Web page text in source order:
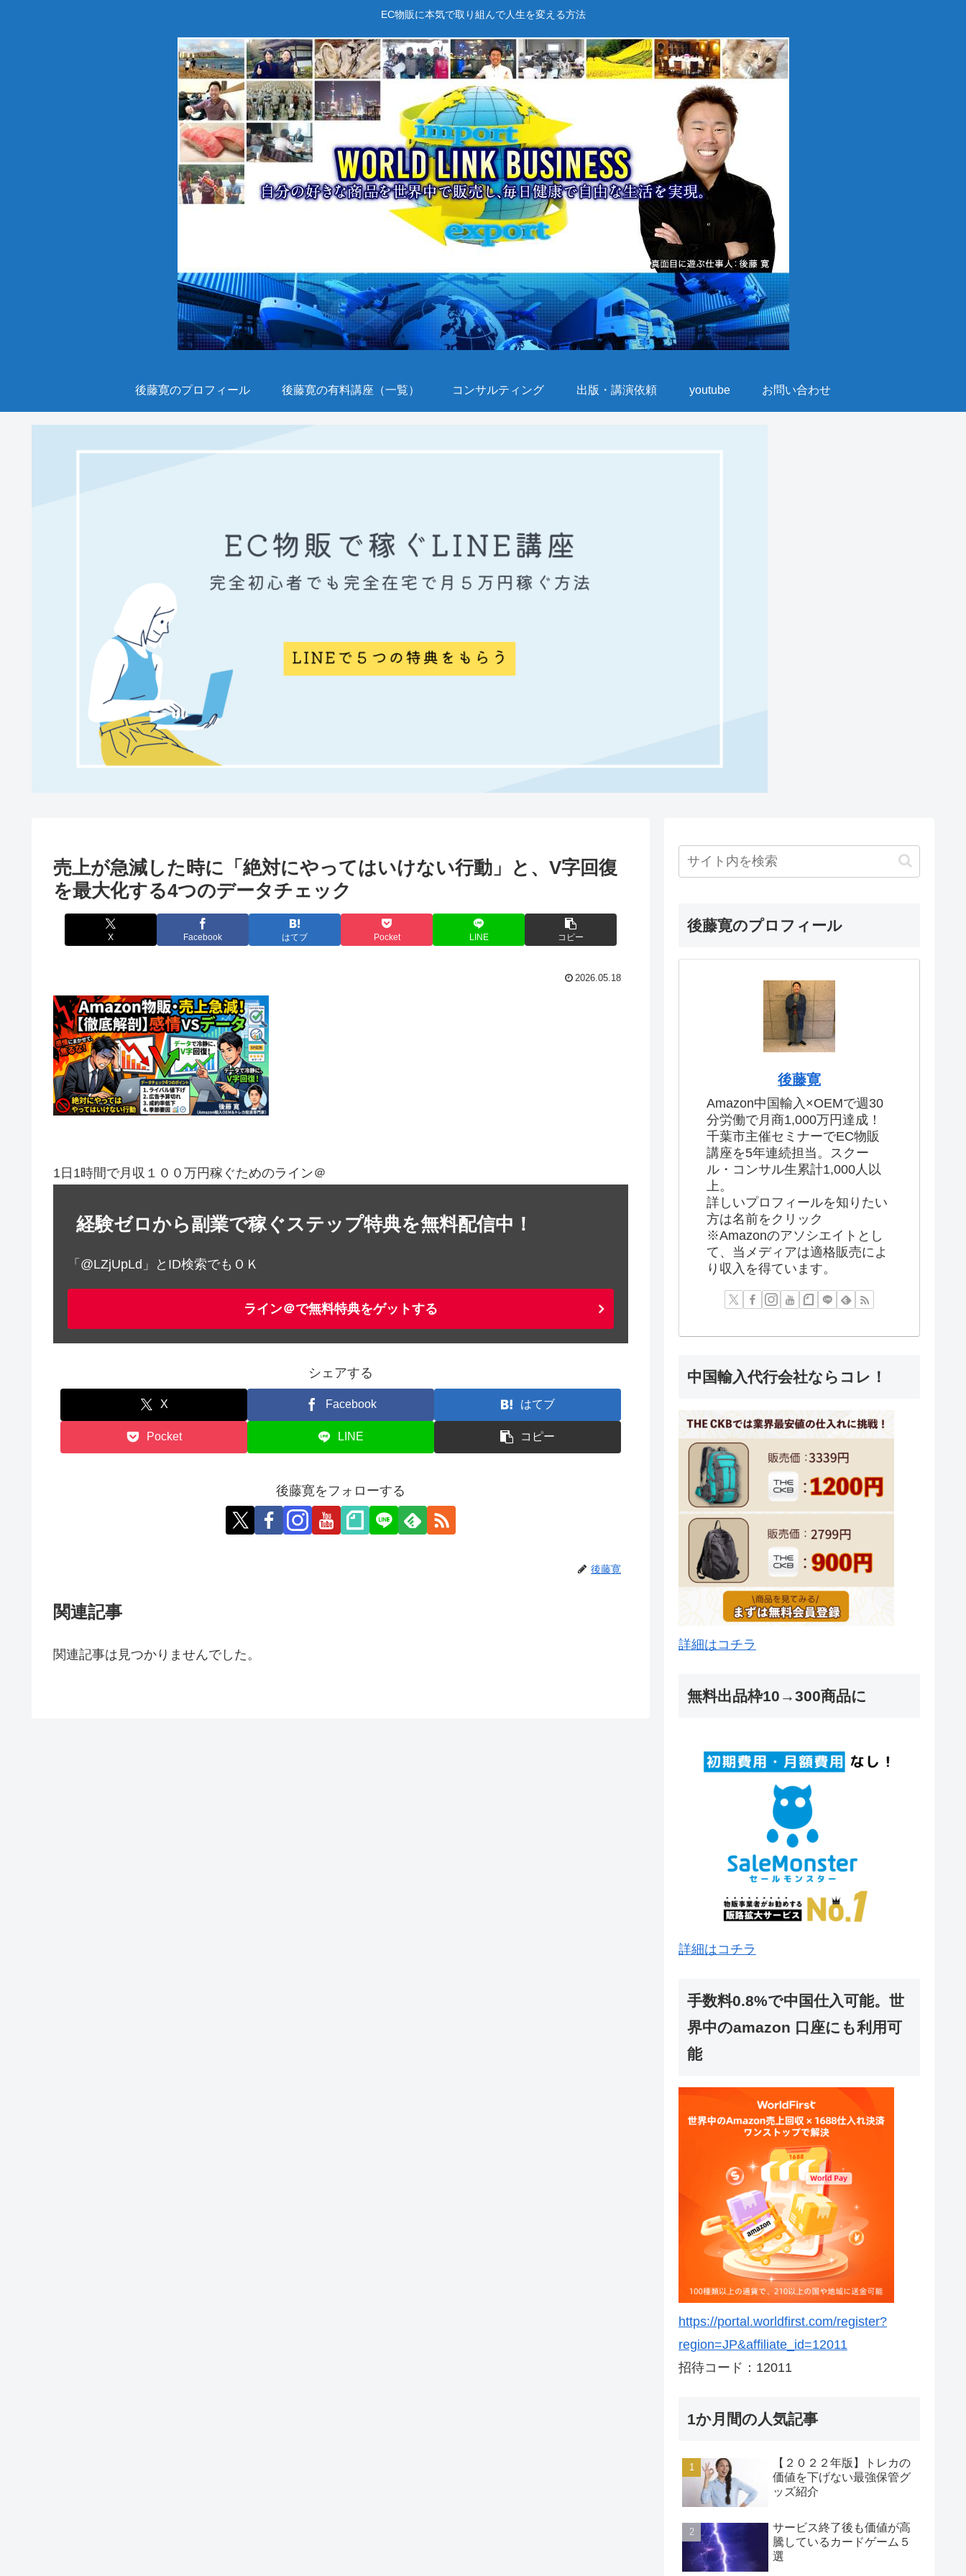
EC物販に本気で取り組んで人生を変える方法
後藤寛のプロフィール 後藤寛の有料講座（一覧） コンサルティング 出版・講演依頼 youtube お問い合わせ
売上が急減した時に「絶対にやってはいけない行動」と、V字回復
を最大化する4つのデータチェック
X Facebook はてブ Pocket LINE コピー
2026.05.18
1日1時間で月収１００万円稼ぐためのライン＠
経験ゼロから副業で稼ぐステップ特典を無料配信中！
「@LZjUpLd」とID検索でもＯＫ
ライン＠で無料特典をゲットする
シェアする
X Facebook はてブ
Pocket LINE コピー
後藤寛をフォローする
後藤寛
関連記事
関連記事は見つかりませんでした。
後藤寛のプロフィール
後藤寛
Amazon中国輸入×OEMで週30
分労働で月商1,000万円達成！
千葉市主催セミナーでEC物販
講座を5年連続担当。スクー
ル・コンサル生累計1,000人以
上。
詳しいプロフィールを知りたい
方は名前をクリック
※Amazonのアソシエイトとし
て、当メディアは適格販売によ
り収入を得ています。
中国輸入代行会社ならコレ！
詳細はコチラ
無料出品枠10→300商品に
詳細はコチラ
手数料0.8%で中国仕入可能。世
界中のamazon 口座にも利用可
能
https://portal.worldfirst.com/register?
region=JP&affiliate_id=12011
招待コード：12011
1か月間の人気記事
【２０２２年版】トレカの
価値を下げない最強保管グ
ッズ紹介
サービス終了後も価値が高
騰しているカードゲーム５
選